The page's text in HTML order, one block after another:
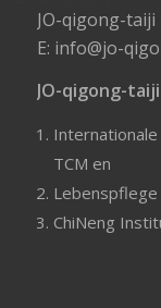
JO-qigong-
E: info@jo-
JO-qigong-
Internationale
TCM en
ChiNeng